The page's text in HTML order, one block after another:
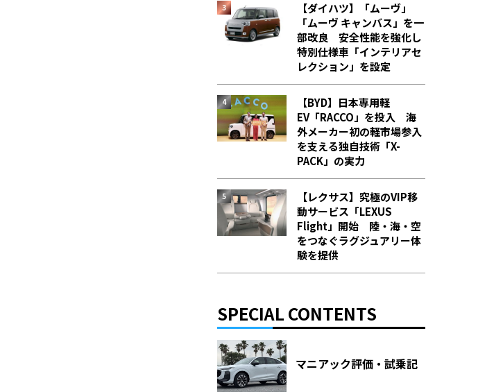
【ダイハツ】「ムーヴ」
「ムーヴ キャンバス」を一
部改良 安全性能を強化し
特別仕様車「インテリアセ
レクション」を設定
【BYD】日本専用軽
EV「RACCO」を投入 海
外メーカー初の軽市場参入
を支える独自技術「X-
PACK」の実力
【レクサス】究極のVIP移
動サービス「LEXUS
Flight」開始 陸・海・空
をつなぐラグジュアリー体
験を提供
SPECIAL CONTENTS
マニアック評価・試乗記